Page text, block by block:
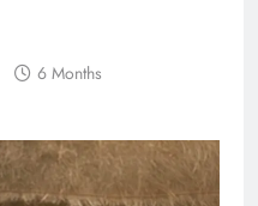
6 Months